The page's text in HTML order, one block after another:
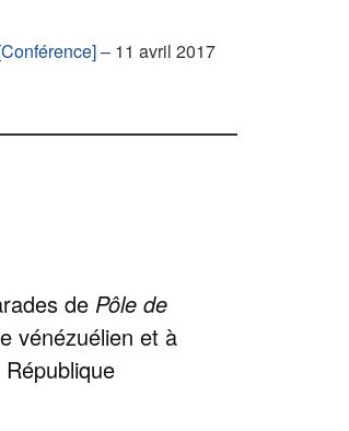
– 11 avril 2017
de Pôle de
vénézuélien et à